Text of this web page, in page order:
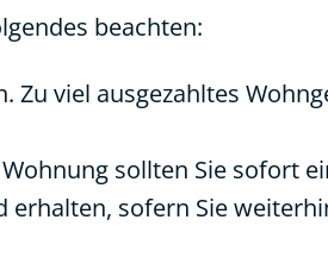
beachten:
viel ausgezahltes
sollten Sie sofort
erhalten, sofern Sie